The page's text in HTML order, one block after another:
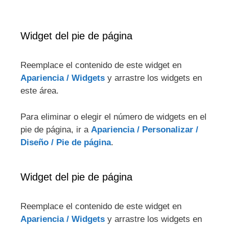
Widget del pie de página
Reemplace el contenido de este widget en
Apariencia / Widgets y arrastre los widgets en
este área.
Para eliminar o elegir el número de widgets en el
pie de página, ir a Apariencia / Personalizar /
Diseño / Pie de página.
Widget del pie de página
Reemplace el contenido de este widget en
Apariencia / Widgets y arrastre los widgets en